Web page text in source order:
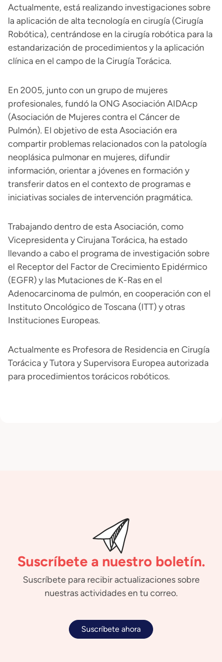
Actualmente, está realizando investigaciones sobre
la aplicación de alta tecnología en cirugía (Cirugía
Robótica), centrándose en la cirugía robótica para la
estandarización de procedimientos y la aplicación
clínica en el campo de la Cirugía Torácica.
En 2005, junto con un grupo de mujeres
profesionales, fundó la ONG Asociación AIDAcp
(Asociación de Mujeres contra el Cáncer de
Pulmón). El objetivo de esta Asociación era
compartir problemas relacionados con la patología
neoplásica pulmonar en mujeres, difundir
información, orientar a jóvenes en formación y
transferir datos en el contexto de programas e
iniciativas sociales de intervención pragmática.
Trabajando dentro de esta Asociación, como
Vicepresidenta y Cirujana Torácica, ha estado
llevando a cabo el programa de investigación sobre
el Receptor del Factor de Crecimiento Epidérmico
(EGFR) y las Mutaciones de K-Ras en el
Adenocarcinoma de pulmón, en cooperación con el
Instituto Oncológico de Toscana (ITT) y otras
Instituciones Europeas.
Actualmente es Profesora de Residencia en Cirugía
Torácica y Tutora y Supervisora Europea autorizada
para procedimientos torácicos robóticos.
Suscríbete a nuestro boletín.
Suscríbete para recibir actualizaciones sobre
nuestras actividades en tu correo.
Suscríbete ahora